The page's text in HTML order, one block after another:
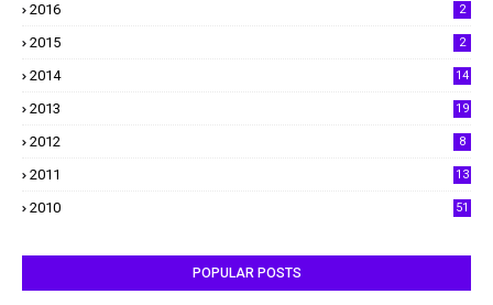
2016 2
2015 2
2014 14
2013 19
2012 8
2011 13
2010 51
POPULAR POSTS